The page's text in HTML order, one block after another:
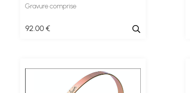
Gravure comprise
92.00 €